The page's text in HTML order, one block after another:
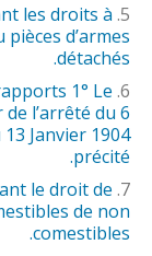
les droits à
d’armes
détachés.
1° Le
l’arrêté du 6
Janvier 1904
précité.
le droit de
de non
comestibles.